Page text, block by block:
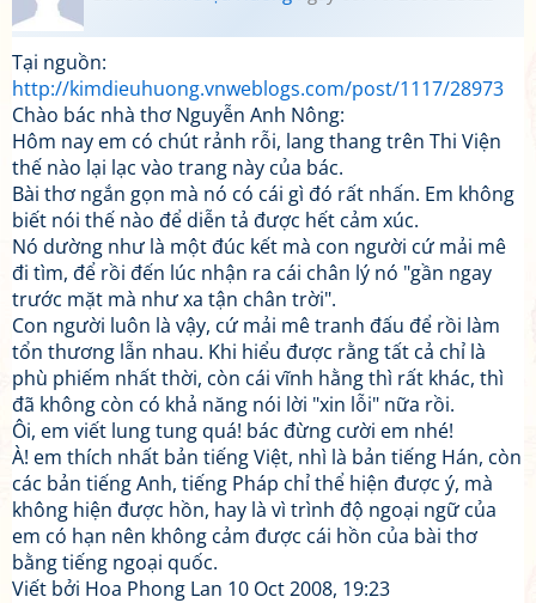
Tại nguồn:
http://kimdieuhuong.vnweblogs.com/post/1117/28973
Chào bác nhà thơ Nguyễn Anh Nông:
Hôm nay em có chút rảnh rỗi, lang thang trên Thi Viện
thế nào lại lạc vào trang này của bác.
Bài thơ ngắn gọn mà nó có cái gì đó rất nhấn. Em không
biết nói thế nào để diễn tả được hết cảm xúc.
Nó dường như là một đúc kết mà con người cứ mải mê
đi tìm, để rồi đến lúc nhận ra cái chân lý nó "gần ngay
trước mặt mà như xa tận chân trời".
Con người luôn là vậy, cứ mải mê tranh đấu để rồi làm
tổn thương lẫn nhau. Khi hiểu được rằng tất cả chỉ là
phù phiếm nhất thời, còn cái vĩnh hằng thì rất khác, thì
đã không còn có khả năng nói lời "xin lỗi" nữa rồi.
Ôi, em viết lung tung quá! bác đừng cười em nhé!
À! em thích nhất bản tiếng Việt, nhì là bản tiếng Hán, còn
các bản tiếng Anh, tiếng Pháp chỉ thể hiện được ý, mà
không hiện được hồn, hay là vì trình độ ngoại ngữ của
em có hạn nên không cảm được cái hồn của bài thơ
bằng tiếng ngoại quốc.
Viết bởi Hoa Phong Lan 10 Oct 2008, 19:23